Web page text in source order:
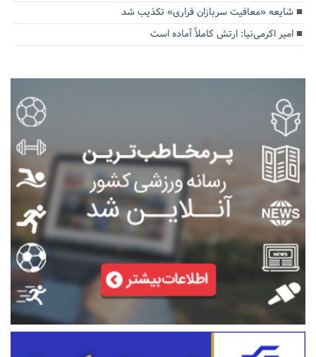
شایعه «معافیت سربازان فراری» تکذیب شد
امیر اکرمی‌نیا: ارتش کاملاً آماده است